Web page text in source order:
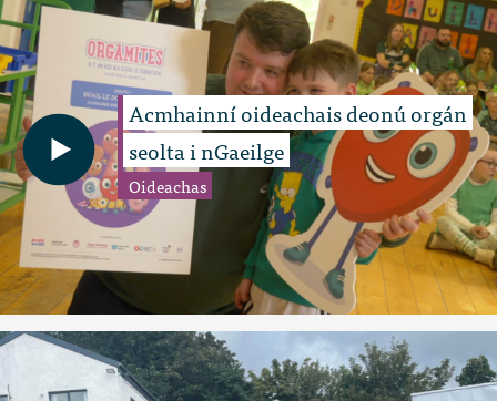
Acmhainní oideachais deonú orgán
seolta i nGaeilge
Oideachas